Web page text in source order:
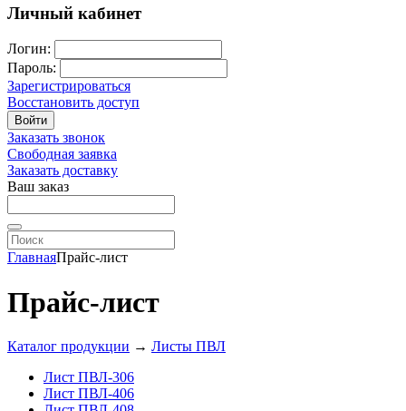
Личный кабинет
Логин:
Пароль:
Зарегистрироваться
Восстановить доступ
Войти
Заказать звонок
Свободная заявка
Заказать доставку
Ваш заказ
ГлавнаяПрайс-лист
Прайс-лист
Каталог продукции → Листы ПВЛ
Лист ПВЛ-306
Лист ПВЛ-406